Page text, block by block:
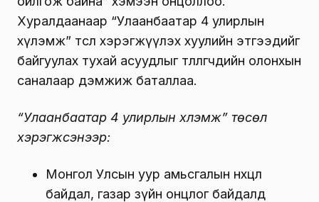
Хуралдаанаар “Улаанбаатар 4 улирлын
хүлэмж” төсөл хэрэгжүүлэх хуулийн этгээдийг
байгуулах тухай асуудлыг төлөөлөгчдийн олонхын
саналаар дэмжиж баталлаа.
“Улаанбаатар 4 улирлын хүлэмж” төсөл
хэрэгжсэнээр:
Монгол Улсын уур амьсгалын нөхцөл
байдал, газар зүйн онцлог байдалд